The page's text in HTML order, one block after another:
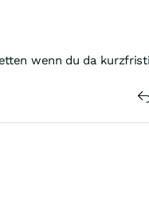
wenn du da